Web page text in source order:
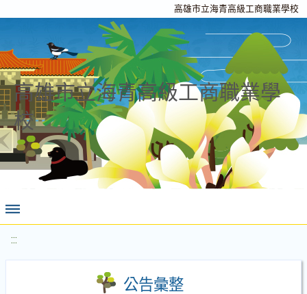
高雄市立海青高級工商職業學校
高雄市立海青高級工商職業學
校
:::
公告彙整